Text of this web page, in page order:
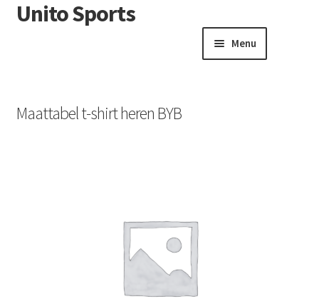
Unito Sports
Menu
Algemene voorwaarden
Maattabel t-shirt heren BYB